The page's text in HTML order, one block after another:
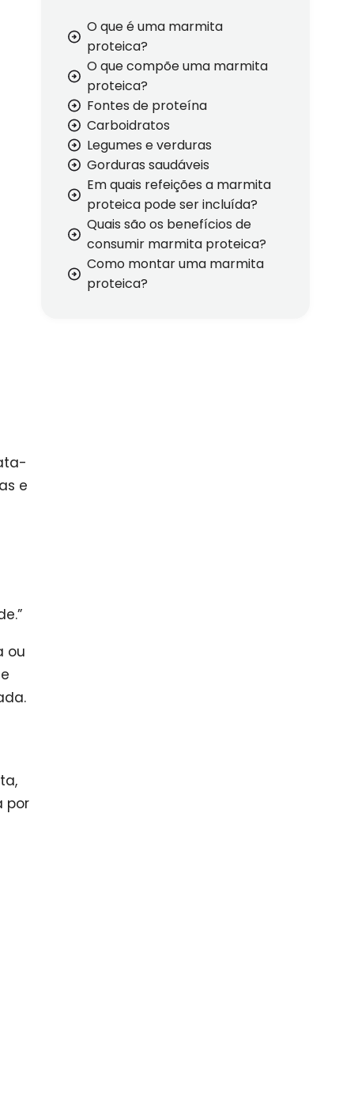
e
ou
por
O que é uma marmita
proteica?
O que compõe uma marmita
proteica?
Fontes de proteína
Carboidratos
Legumes e verduras
Gorduras saudáveis
Em quais refeições a marmita
proteica pode ser incluída?
Quais são os benefícios de
consumir marmita proteica?
Como montar uma marmita
proteica?